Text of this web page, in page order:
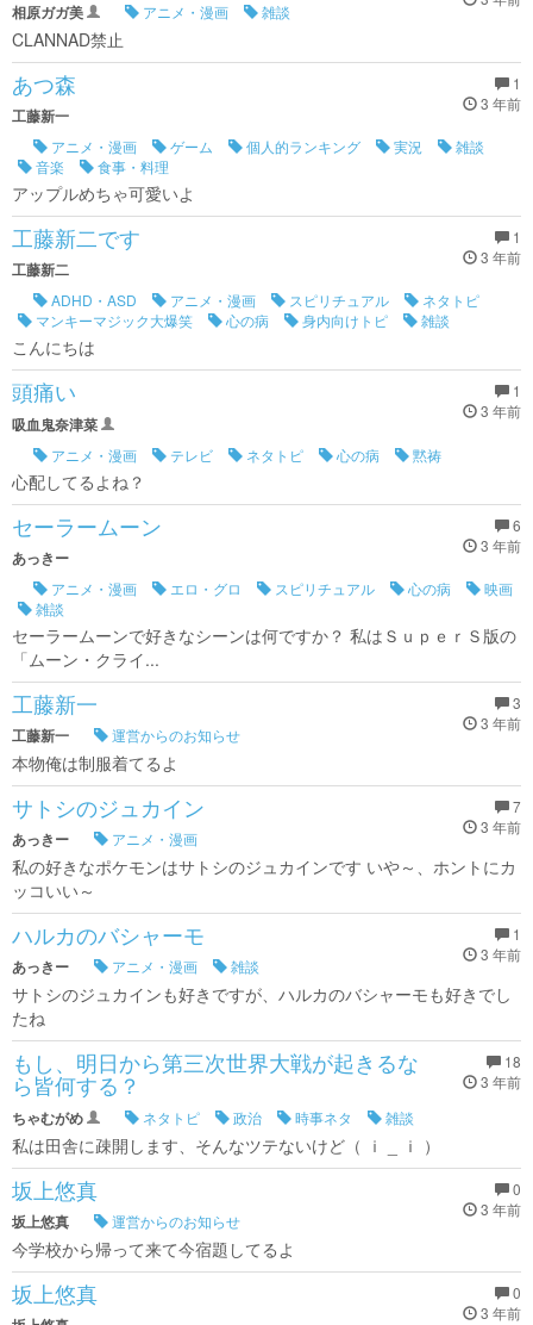
相原ガガ美 アニメ・漫画 雑談
CLANNAD禁止
1
3 年前
あつ森
工藤新一
アニメ・漫画 ゲーム 個人的ランキング 実況
雑談
音楽
食事・料理
アップルめちゃ可愛いよ
1
3 年前
工藤新二です
工藤新二
ADHD・ASD アニメ・漫画 スピリチュアル
ネタトピ
マンキーマジック大爆笑
心の病 身内向けトピ 雑談
こんにちは
1
3 年前
頭痛い
吸血鬼奈津菜
アニメ・漫画 テレビ ネタトピ 心の病 黙祷
心配してるよね？
6
3 年前
セーラームーン
あっきー
アニメ・漫画 エロ・グロ スピリチュアル 心の病
映画
雑談
セーラームーンで好きなシーンは何ですか？ 私はＳｕｐｅｒＳ版の
「ムーン・クライ...
3
3 年前
工藤新一
工藤新一 運営からのお知らせ
本物俺は制服着てるよ
7
3 年前
サトシのジュカイン
あっきー アニメ・漫画
私の好きなポケモンはサトシのジュカインです いや～、ホントにカ
ッコいい～
1
3 年前
ハルカのバシャーモ
あっきー アニメ・漫画 雑談
サトシのジュカインも好きですが、ハルカのバシャーモも好きでし
たね
18
3 年前
もし、明日から第三次世界大戦が起きるな
ら皆何する？
ちゃむがめ ネタトピ 政治 時事ネタ 雑談
私は田舎に疎開します、そんなツテないけど（ ｉ _ ｉ ）
0
3 年前
坂上悠真
坂上悠真 運営からのお知らせ
今学校から帰って来て今宿題してるよ
0
3 年前
坂上悠真